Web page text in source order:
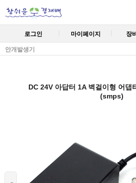
로그인 마이페이지 장
안개발생기
DC 24V 아답터 1A 벽걸이형 어
(smps)